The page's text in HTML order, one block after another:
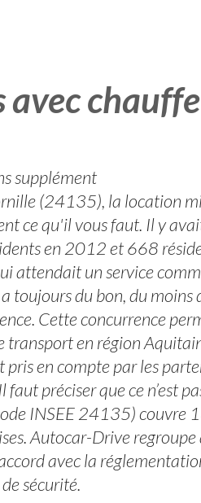
avec
supplément
(24135), la location
ce qu'il vous faut. Il y
en 2012 et 668
attendait un service
toujours du bon, du
Cette concurrence
transport en région
en compte par les
préciser que ce n’est
INSEE 24135) couvre
Autocar-Drive regroupe
avec la
sécurité.